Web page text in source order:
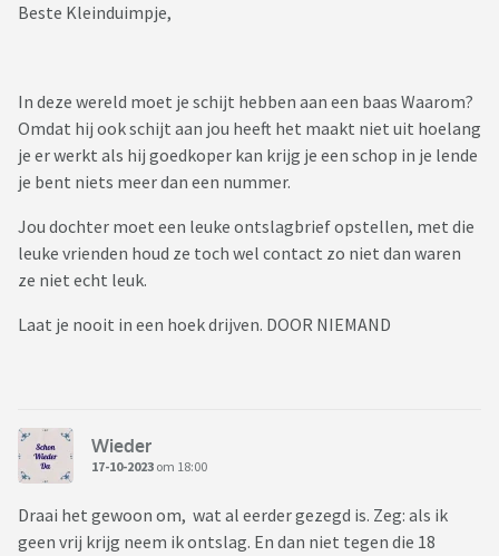
Beste Kleinduimpje,
In deze wereld moet je schijt hebben aan een baas Waarom?
Omdat hij ook schijt aan jou heeft het maakt niet uit hoelang
je er werkt als hij goedkoper kan krijg je een schop in je lende
je bent niets meer dan een nummer.
Jou dochter moet een leuke ontslagbrief opstellen, met die
leuke vrienden houd ze toch wel contact zo niet dan waren
ze niet echt leuk.
Laat je nooit in een hoek drijven. DOOR NIEMAND
Wieder
17-10-2023 om 18:00
Draai het gewoon om, wat al eerder gezegd is. Zeg: als ik
geen vrij krijg neem ik ontslag. En dan niet tegen die 18